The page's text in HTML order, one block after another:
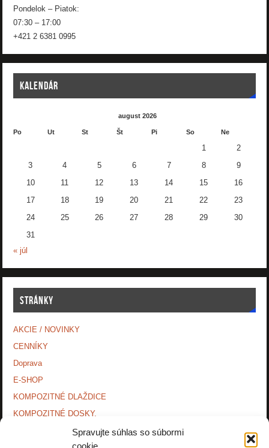
Spravujte súhlas so súbormi
cookie
Pondelok – Piatok:
07:30 – 17:00
+421 2 6381 0995
KALENDÁR
august 2026
Po Ut St Št Pi So Ne
1 2
3 4 5 6 7 8 9
10 11 12 13 14 15 16
17 18 19 20 21 22 23
24 25 26 27 28 29 30
31
« júl
STRÁNKY
AKCIE / NOVINKY
CENNÍKY
Doprava
E-SHOP
KOMPOZITNÉ DLAŽDICE
KOMPOZITNÉ DOSKY.